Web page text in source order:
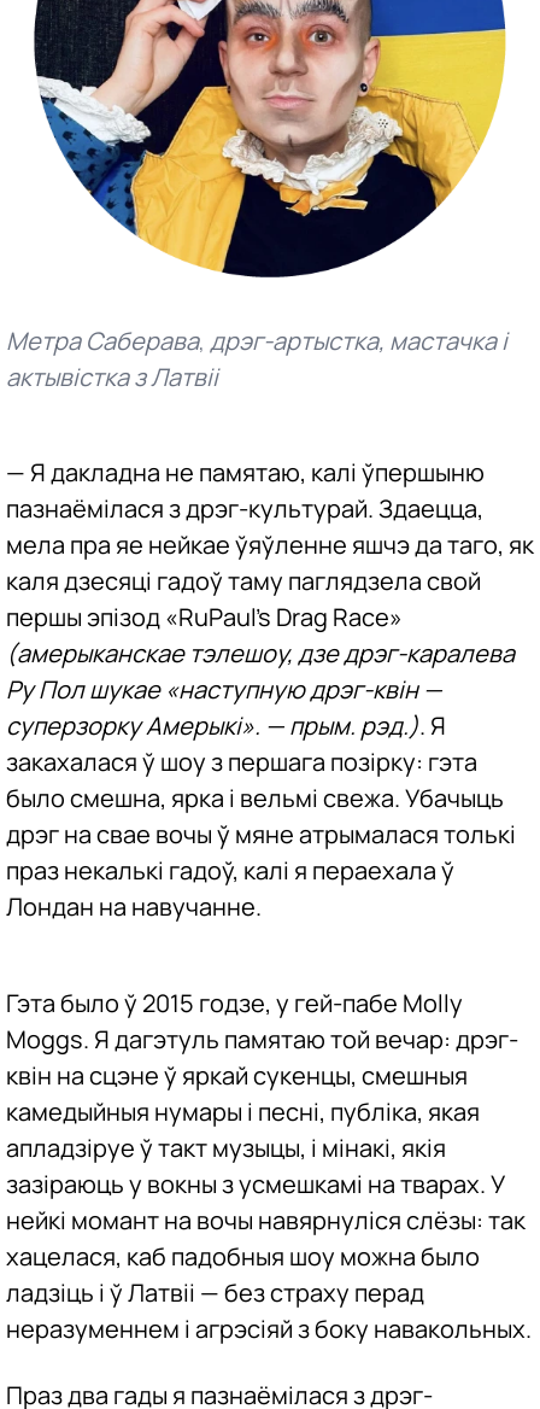
Метра Саберава, дрэг-артыстка, мастачка і
актывістка з Латвіі
— Я дакладна не памятаю, калі ўпершыню
пазнаёмілася з дрэг-культурай. Здаецца,
мела пра яе нейкае ўяўленне яшчэ да таго, як
каля дзесяці гадоў таму паглядзела свой
першы эпізод «RuPaul’s Drag Race»
(амерыканскае тэлешоу, дзе дрэг-каралева
Ру Пол шукае «наступную дрэг-квін —
суперзорку Амерыкі». — прым. рэд.). Я
закахалася ў шоу з першага позірку: гэта
было смешна, ярка і вельмі свежа. Убачыць
дрэг на свае вочы ў мяне атрымалася толькі
праз некалькі гадоў, калі я пераехала ў
Лондан на навучанне.
Гэта было ў 2015 годзе, у гей-пабе Molly
Moggs. Я дагэтуль памятаю той вечар: дрэг-
квін на сцэне ў яркай сукенцы, смешныя
камедыйныя нумары і песні, публіка, якая
апладзіруе ў такт музыцы, і мінакі, якія
зазіраюць у вокны з усмешкамі на тварах. У
нейкі момант на вочы навярнуліся слёзы: так
хацелася, каб падобныя шоу можна было
ладзіць і ў Латвіі — без страху перад
неразуменнем і агрэсіяй з боку навакольных.
Праз два гады я пазнаёмілася з дрэг-